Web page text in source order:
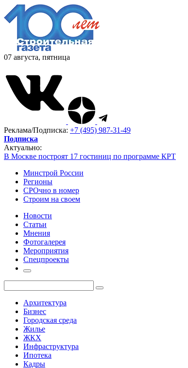
07 августа, пятница
Реклама/Подписка: +7 (495) 987-31-49
Подписка
Актуально:
В Москве построят 17 гостиниц по программе КРТ
Минстрой России
Регионы
СРОчно в номер
Строим на своем
Новости
Статьи
Мнения
Фотогалерея
Мероприятия
Спецпроекты
Архитектура
Бизнес
Городская среда
Жилье
ЖКХ
Инфраструктура
Ипотека
Кадры